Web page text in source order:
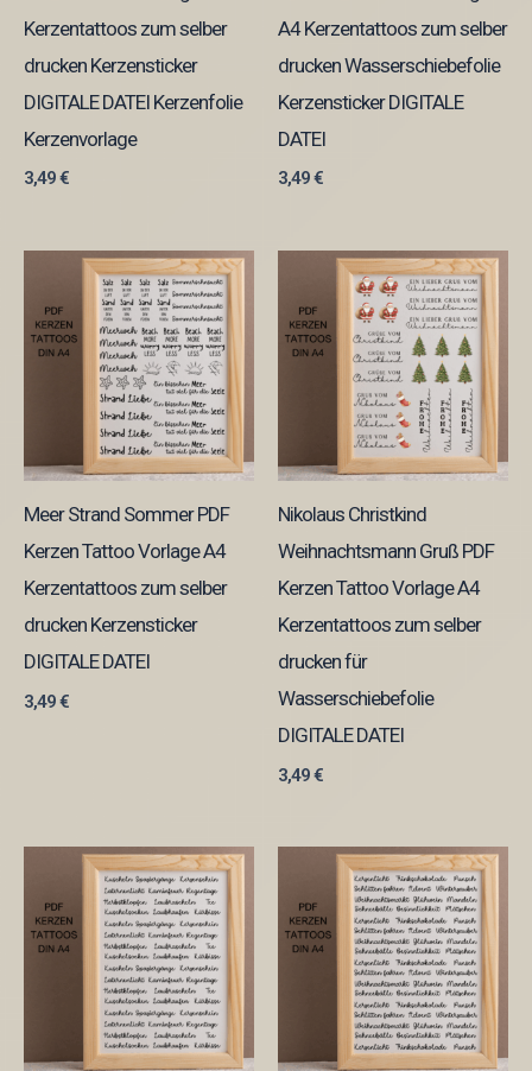
Kerzentattoos zum selber
drucken Kerzensticker
DIGITALE DATEI Kerzenfolie
Kerzenvorlage
3,49€
A4 Kerzentattoos zum selber
drucken Wasserschiebefolie
Kerzensticker DIGITALE
DATEI
3,49€
Meer Strand Sommer PDF
Kerzen Tattoo Vorlage A4
Kerzentattoos zum selber
drucken Kerzensticker
DIGITALE DATEI
3,49€
Nikolaus Christkind
Weihnachtsmann Gruß PDF
Kerzen Tattoo Vorlage A4
Kerzentattoos zum selber
drucken für
Wasserschiebefolie
DIGITALE DATEI
3,49€